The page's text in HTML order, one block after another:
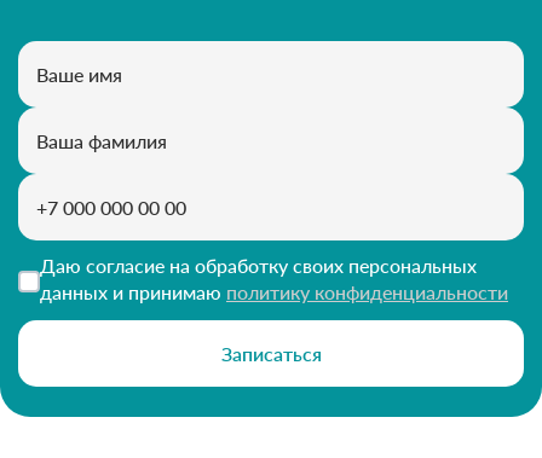
Даю согласие на обработку своих персональных
данных и принимаю политику конфиденциальности
Записаться